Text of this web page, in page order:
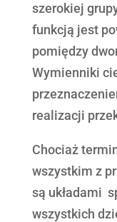
szerokiej
funkcją jest
pomiędzy
Wymienniki
realizacji
Chociaż
wszystkim z
są układami
wszystkich